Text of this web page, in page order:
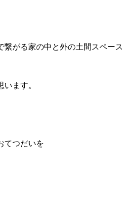
がる家の中と外の土間スペース
ます。
てつだいを